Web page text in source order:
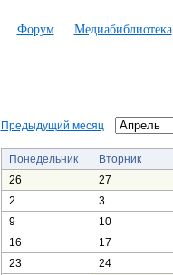
Форум Медиабиблиотека
Предыдущий месяц
Понедельник Вторник
26
27
2
3
9
10
16
17
23
24